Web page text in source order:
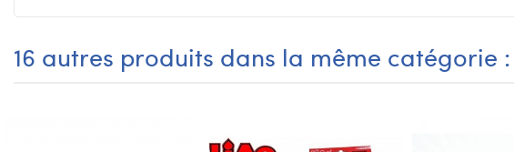
16 autres produits dans la même catégorie :